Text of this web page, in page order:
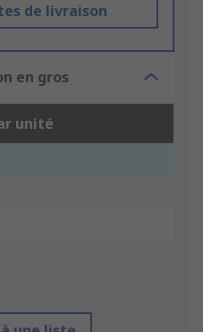
de livraison
en gros
unité